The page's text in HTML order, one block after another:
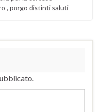
, porgo distinti saluti